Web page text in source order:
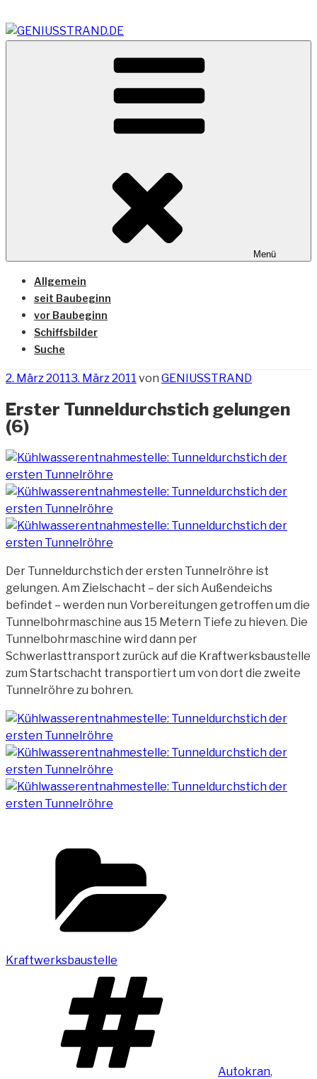
Inhalt
springen
GENIUSSTRAND.DE
Vom Geniusstrand zum JadeWeserPort/Container
Terminal Wilhelmshaven
Menü
Allgemein
seit Baubeginn
vor Baubeginn
Schiffsbilder
Suche
Veröffentlicht
2. März 20113. März 2011 von GENIUSSTRAND
Erster Tunneldurchstich gelungen
(6)
Der Tunneldurchstich der ersten Tunnelröhre ist
gelungen. Am Zielschacht – der sich Außendeichs
befindet – werden nun Vorbereitungen getroffen um die
Tunnelbohrmaschine aus 15 Metern Tiefe zu hieven. Die
Tunnelbohrmaschine wird dann per
Schwerlasttransport zurück auf die Kraftwerksbaustelle
zum Startschacht transportiert um von dort die zweite
Tunnelröhre zu bohren.
Kraftwerksbaustelle
Autokran,